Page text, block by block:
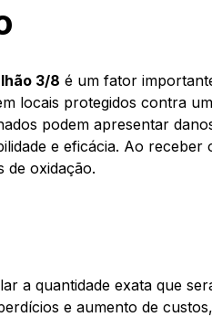
3/8 é um fator
locais protegidos contra
podem apresentar
e eficácia. Ao receber
de oxidação.
a quantidade exata que
e aumento de custos,